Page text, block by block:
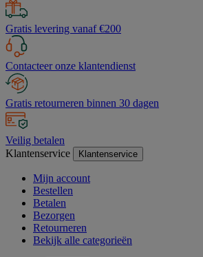
Gratis levering vanaf €200
Contacteer onze klantendienst
Gratis retourneren binnen 30 dagen
Veilig betalen
Klantenservice
Klantenservice
Mijn account
Bestellen
Betalen
Bezorgen
Retourneren
Bekijk alle categorieën